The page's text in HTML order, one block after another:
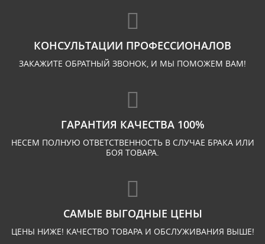
КОНСУЛЬТАЦИИ ПРОФЕССИОНАЛОВ
ЗАКАЖИТЕ ОБРАТНЫЙ ЗВОНОК, И МЫ ПОМОЖЕМ ВАМ!
ГАРАНТИЯ КАЧЕСТВА 100%
НЕСЕМ ПОЛНУЮ ОТВЕТСТВЕННОСТЬ В СЛУЧАЕ БРАКА ИЛИ
БОЯ ТОВАРА.
САМЫЕ ВЫГОДНЫЕ ЦЕНЫ
ЦЕНЫ НИЖЕ! КАЧЕСТВО ТОВАРА И ОБСЛУЖИВАНИЯ ВЫШЕ!